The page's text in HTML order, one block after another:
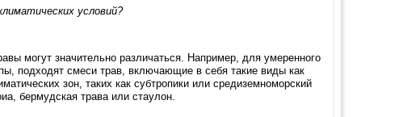
условий?
могут значительно различаться. Например, для умеренного
подходят смеси трав, включающие в себя такие виды как
зон, таких как субтропики или средиземноморский
бермудская трава или стаулон.